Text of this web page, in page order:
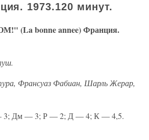
1973.120 минут.
(La bonne annee) Франция.
Франсуаз Фабиан, Шарль Жерар,
Дм — 3; Р — 2; Д — 4; К — 4,5.